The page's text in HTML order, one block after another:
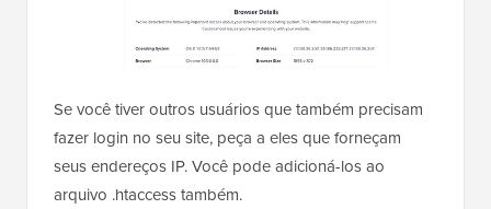
Se você tiver outros usuários que também precisam
fazer login no seu site, peça a eles que forneçam
seus endereços IP. Você pode adicioná-los ao
arquivo .htaccess também.